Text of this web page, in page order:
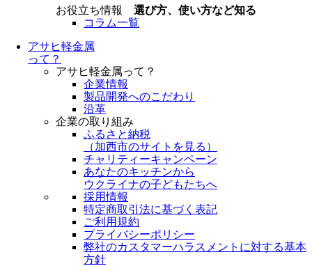
お役立ち情報 選び方、使い方など知る
コラム一覧
アサヒ軽金属
って？
アサヒ軽金属って？
企業情報
製品開発へのこだわり
沿革
企業の取り組み
ふるさと納税
（加西市のサイトを見る ）
チャリティーキャンペーン
あなたのキッチンから
ウクライナの子どもたちへ
採用情報
特定商取引法に基づく表記
ご利用規約
プライバシーポリシー
弊社のカスタマーハラスメントに対する基本
方針